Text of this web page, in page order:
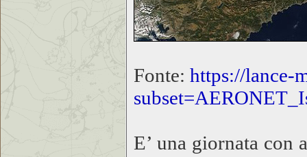
Fonte: https://lance-
E’ una giornata con